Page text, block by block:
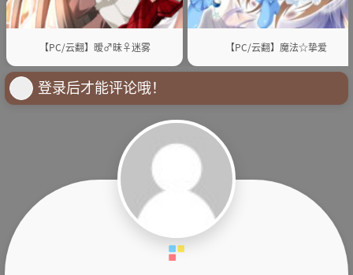
【PC/云翻】暧♂昧♀迷雾 【PC/云翻】魔法☆挚爱
登录后才能评论哦！